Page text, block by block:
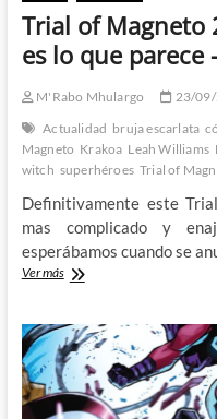
Trial of Magneto
es lo que parece
M'Rabo Mhulargo 23/
Actualidad bruja escarlata
Magneto Krakoa Leah Williams
witch superhéroes Trial of
Definitivamente este
mas complicado y
esperábamos cuando se
Ver másTrial
2:
Aquí
nada
ni
nadie